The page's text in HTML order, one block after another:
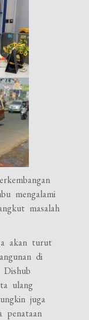
mengalami
masalah
akan turut
di
ulang
juga
penataan